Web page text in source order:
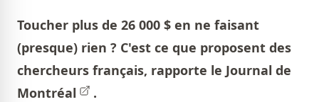
Toucher plus de 26 000 $ en ne faisant
(presque) rien ? C'est ce que proposent des
chercheurs français, rapporte le Journal de
Montréal
.